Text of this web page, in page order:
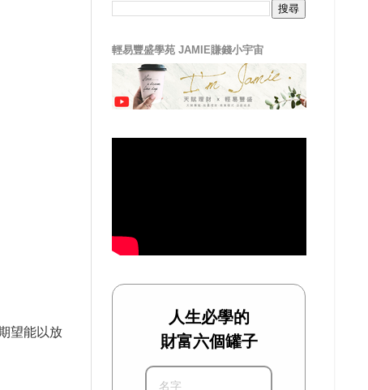
望能以放
輕易豐盛學苑 JAMIE賺錢小宇宙
人生必學的
財富六個罐子